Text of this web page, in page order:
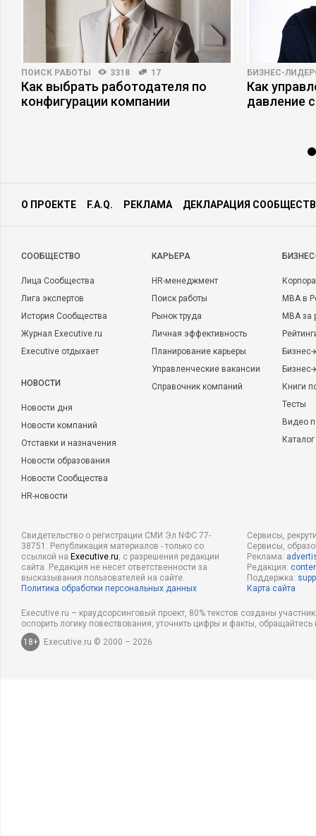
ПОИСК РАБОТЫ 3318 17
Как выбрать работодателя по
конфигурации компании
БИЗНЕС-
Как
давление
О ПРОЕКТЕ F.A.Q. РЕКЛАМА ДЕКЛАРАЦИЯ
CООБЩЕСТВО
Лица Сообщества
Лига экспертов
История Сообщества
Журнал Executive.ru
Executive отдыхает
НОВОСТИ
Новости дня
Новости компаний
Отставки и назначения
Новости образования
Новости Сообщества
HR-новости
КАРЬЕРА
HR-менеджмент
Поиск работы
Рынок труда
Личная эффективность
Планирование карьеры
Управленческие вакансии
Справочник компаний
MBA в
MBA
Бизнес-
Книги
Тесты
Видео
Свидетельство о регистрации СМИ Эл NФС 77-
38751. Републикация материалов - только со
ссылкой на Executive.ru, с разрешения редакции
сайта. Редакция не несет ответственности за
высказывания пользователей на сайте.
Политика обработки персональных данных
Сервисы,
Сервисы,
Реклама:
Редакция:
Поддержка:
Карта сайта
Executive.ru – краудсорсинговый проект, 80% текстов созданы
оспорить логику повествования, уточнить цифры и факты,
18+
Executive.ru © 2000 – 2026.